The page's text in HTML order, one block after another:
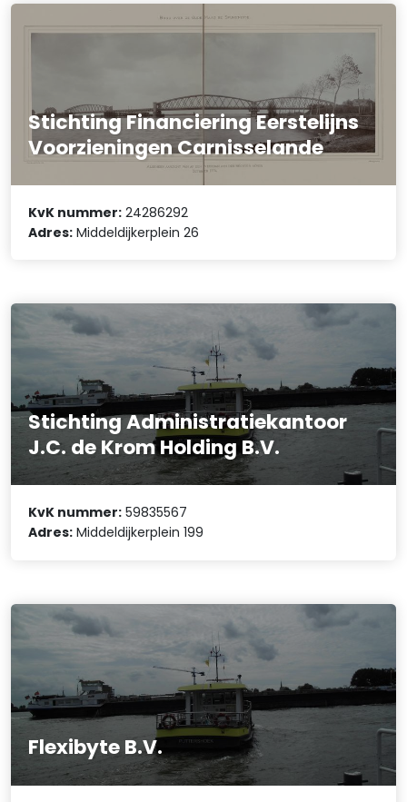
Stichting Financiering Eerstelijns
Voorzieningen Carnisselande
KvK nummer: 24286292
Adres: Middeldijkerplein 26
Stichting Administratiekantoor
J.C. de Krom Holding B.V.
KvK nummer: 59835567
Adres: Middeldijkerplein 199
Flexibyte B.V.